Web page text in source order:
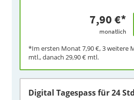
7,90 €*
monatlich
*Im ersten Monat7,90 €, 3 weitere
mtl., danach 29,90 € mtl.
Digital Tagespassfür 24